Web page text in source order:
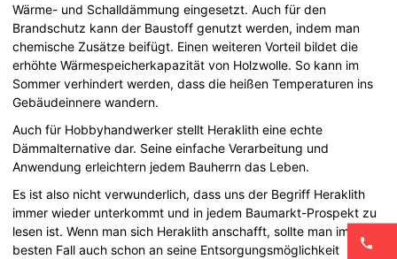
Wärme- und Schalldämmung eingesetzt. Auch für den
Brandschutz kann der Baustoff genutzt werden, indem man
chemische Zusätze beifügt. Einen weiteren Vorteil bildet die
erhöhte Wärmespeicherkapazität von Holzwolle. So kann im
Sommer verhindert werden, dass die heißen Temperaturen ins
Gebäudeinnere wandern.
Auch für Hobbyhandwerker stellt Heraklith eine echte
Dämmalternative dar. Seine einfache Verarbeitung und
Anwendung erleichtern jedem Bauherrn das Leben.
Es ist also nicht verwunderlich, dass uns der Begriff Heraklith
immer wieder unterkommt und in jedem Baumarkt-Prospekt zu
lesen ist. Wenn man sich Heraklith anschafft, sollte man im
besten Fall auch schon an seine Entsorgungsmöglichkeit